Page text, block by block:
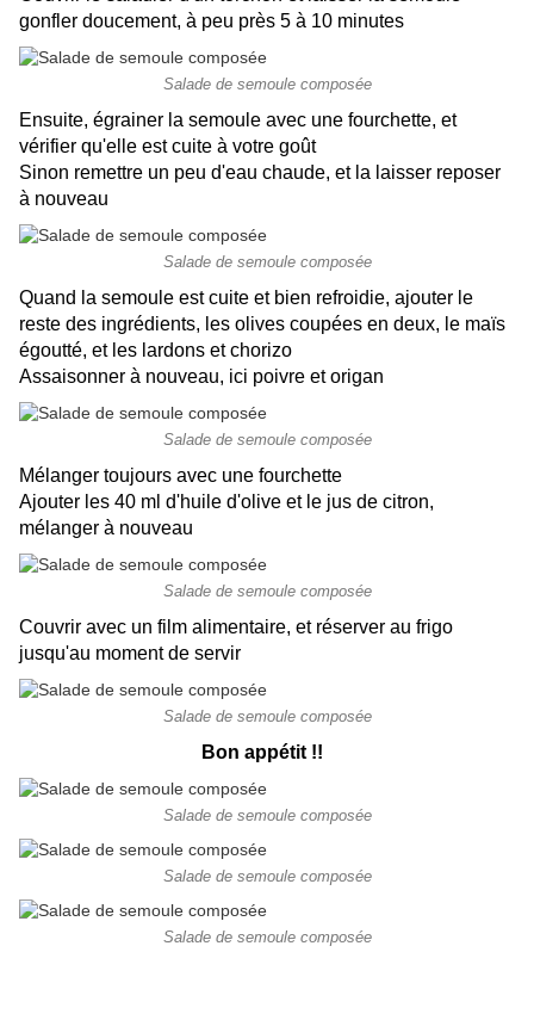
gonfler doucement, à peu près 5 à 10 minutes
Salade de semoule composée
Ensuite, égrainer la semoule avec une fourchette, et
vérifier qu'elle est cuite à votre goût
Sinon remettre un peu d'eau chaude, et la laisser reposer
à nouveau
Salade de semoule composée
Quand la semoule est cuite et bien refroidie, ajouter le
reste des ingrédients, les olives coupées en deux, le maïs
égoutté, et les lardons et chorizo
Assaisonner à nouveau, ici poivre et origan
Salade de semoule composée
Mélanger toujours avec une fourchette
Ajouter les 40 ml d'huile d'olive et le jus de citron,
mélanger à nouveau
Salade de semoule composée
Couvrir avec un film alimentaire, et réserver au frigo
jusqu'au moment de servir
Salade de semoule composée
Bon appétit !!
Salade de semoule composée
Salade de semoule composée
Salade de semoule composée